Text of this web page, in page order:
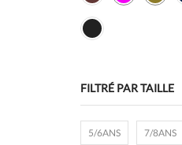
FILTRÉ PAR TAILLE
5/6ANS 7/8ANS